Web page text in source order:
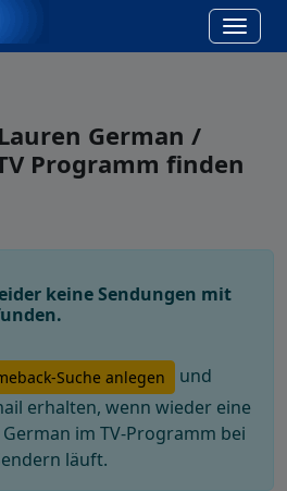
German /
Programm finden
keine Sendungen mit
Suche anlegen
und
erhalten, wenn wieder eine
im TV-Programm bei
läuft.